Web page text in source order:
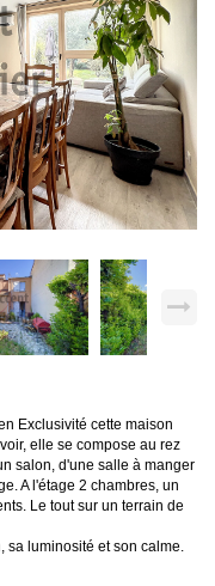
Exclusivité cette maison
elle se compose au rez
salon, d'une salle à manger
A l'étage 2 chambres, un
Le tout sur un terrain de
sa luminosité et son calme.